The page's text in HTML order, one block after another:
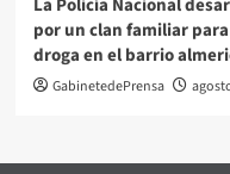
por un clan familiar
droga en el barrio
GabinetedePrensa